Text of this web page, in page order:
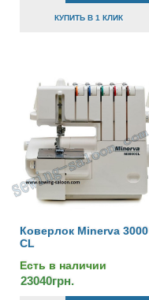
КУПИТЬ В 1 КЛИК
Коверлок Minerva 3000
CL
Есть в наличии
23040грн.